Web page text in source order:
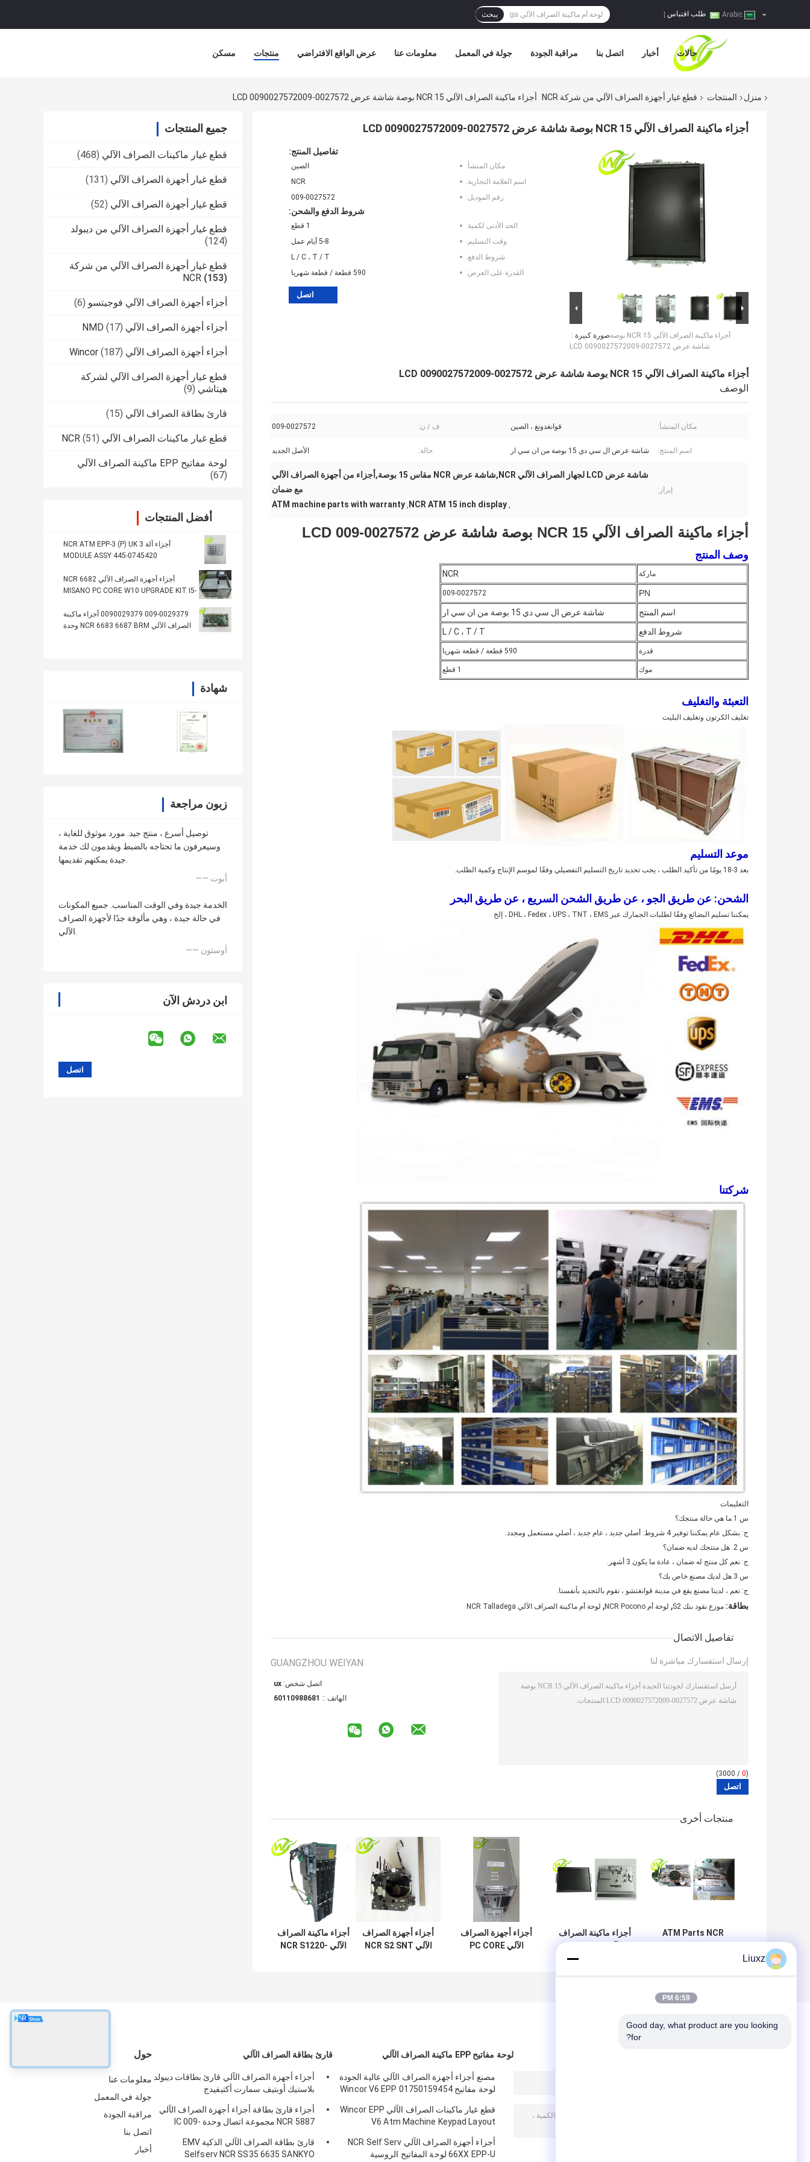
طلب اقتباس يبحث
مسكن منتجات عرض الواقع الافتراضي معلومات عنا جولة في المعمل مراقبة الجودة اتصل بنا أخبار حالات
منزل المنتجات قطع غيار أجهزة الصراف الآلي من شركة NCR أجزاء ماكينة الصراف الآلي NCR 15 بوصة شاشة عرض LCD 0090027572009-0027572
جميع المنتجات
قطع غيار ماكينات الصراف الآلي (468)
قطع غيار أجهزة الصراف الآلي (131)
قطع غيار أجهزة الصراف الآلي (52)
قطع غيار أجهزة الصراف الآلي من ديبولد
(124)
قطع غيار أجهزة الصراف الآلي من شركة
NCR (153)
أجزاء أجهزة الصراف الآلي فوجيتسو (6)
أجزاء أجهزة الصراف الآلي NMD (17)
أجزاء أجهزة الصراف الآلي Wincor (187)
قطع غيار أجهزة الصراف الآلي لشركة
هيتاشي (9)
قارئ بطاقة الصراف الآلي (15)
قطع غيار ماكينات الصراف الآلي NCR (51)
لوحة مفاتيح EPP ماكينة الصراف الآلي
(67)
أفضل المنتجات
أجزاء آلة NCR ATM EPP-3 (P) UK 3
MODULE ASSY 445-0745420
أجزاء أجهزة الصراف الآلي NCR 6682
MISANO PC CORE W10 UPGRADE KIT I5-
009-0029379 0090029379 أجزاء ماكينة
الصراف الآلي NCR 6683 6687 BRM وحدة
شهادة
زبون مراجعة
توصيل أسرع ، منتج جيد. مورد موثوق للغاية ،
وسيعرفون ما تحتاجه بالضبط ويقدمون لك خدمة
جيدة يمكنهم تقديمها.
—— أبوت
الخدمة جيدة وفي الوقت المناسب. جميع المكونات
في حالة جيدة ، وهي مألوفة جدًا لأجهزة الصراف
الآلي.
—— أوستون
ابن دردش الآن
أجزاء ماكينة الصراف الآلي NCR 15 بوصة شاشة عرض LCD 0090027572009-0027572
صورة كبيرة :أجزاء ماكينة الصراف الآلي NCR 15 بوصة
شاشة عرض LCD 0090027572009-0027572
تفاصيل المنتج:
مكان المنشأ:
الصين
اسم العلامة التجارية:
NCR
رقم الموديل:
009-0027572
شروط الدفع والشحن:
الحد الأدنى لكمية:
1 قطع
وقت التسليم:
5-8 أيام عمل
شروط الدفع:
L / C ، T / T
القدرة على العرض:
590 قطعة / قطعة شهريا
اتصل
أجزاء ماكينة الصراف الآلي NCR 15 بوصة شاشة عرض LCD 0090027572009-0027572
الوصف
مكان المنشأ: قوانغدونغ ، الصين ف / ن: 009-0027572
اسم المنتج: شاشة عرض ال سي دي 15 بوصة من ان سي ار حالة: الأصل الجديد
إبراز:
شاشة عرض LCD لجهاز الصراف الآلي NCR,شاشة عرض NCR مقاس 15 بوصة,أجزاء من أجهزة الصراف الآلي
مع ضمان
,
NCR ATM 15 inch display
,
ATM machine parts with warranty
أجزاء ماكينة الصراف الآلي NCR 15 بوصة شاشة عرض LCD 009-0027572
وصف المنتج
ماركة
NCR
PN
009-0027572
اسم المنتج
شاشة عرض ال سي دي 15 بوصة من ان سي ار
شروط الدفع
L / C ، T / T
قدرة 590 قطعة / قطعة شهريا
موك 1 قطع
التعبئة والتغليف
تغليف الكرتون وتغليف البليت
موعد التسليم
بعد 3-18 يومًا من تأكيد الطلب ، يجب تحديد تاريخ التسليم التفصيلي وفقًا لموسم الإنتاج وكمية الطلب.
الشحن: عن طريق الجو ، عن طريق الشحن السريع ، عن طريق البحر
يمكننا تسليم البضائع وفقًا لطلبات الجمارك عبر DHL ، Fedex ، UPS ، TNT ، EMS ، إلخ
شركتنا
التعليمات
س 1.ما هي حالة منتجك؟
ج: بشكل عام يمكننا توفير 4 شروط: أصلي جديد ، عام جديد ، أصلي مستعمل ومجدد.
س 2. هل منتجك لديه ضمان؟
ج: نعم.كل منتج له ضمان ، عادة ما يكون 3 أشهر.
س 3.هل لديك مصنع خاص بك؟
ج: نعم ، لدينا مصنع يقع في مدينة قوانغتشو ، نقوم بالتجديد بأنفسنا.
بطاقة: موزع نقود بنك S2 , لوحة أم NCR Pocono , لوحة أم ماكينة الصراف الآلي NCR Talladega
تفاصيل الاتصال
GUANGZHOU WEIYAN
اتصل شخص: xu
الهاتف :: 18688901106
إرسال استفسارك مباشرة لنا
(
0
/ 3000)
منتجات أخرى
ATM Parts NCR
4450704480
أجزاء ماكينة الصراف
الآلي NCR ATM
Parts NCR 15
أجزاء أجهزة الصراف
الآلي PC CORE
أجزاء أجهزة الصراف
الآلي NCR S2 SNT
أجزاء ماكينة الصراف
الآلي NCR S1220-
حول
معلومات عنا
جولة في المعمل
مراقبة الجودة
اتصل بنا
أخبار
قارئ بطاقة الصراف الآلي
أجزاء أجهزة الصراف الآلي قارئ بطاقات ديبولد
بلاستيك أوبتيف سمارت أكتيفيدج
أجزاء قارئ بطاقة أجزاء أجهزة الصراف الآلي
NCR 5887 مجموعة اتصال وحدة IC 009-
قارئ بطاقة الصراف الآلي الذكية EMV
Selfserv NCR SS35 6635 SANKYO
لوحة مفاتيح EPP ماكينة الصراف الآلي
مصنع أجزاء أجهزة الصراف الآلي عالية الجودة
لوحة مفاتيح Wincor V6 EPP 01750159454
قطع غيار ماكينات الصراف الآلي Wincor EPP
V6 Atm Machine Keypad Layout
أجزاء أجهزة الصراف الآلي NCR Self Serv
66XX EPP-U لوحة المفاتيح الروسية
Liuxz
6:59 PM
Good day, what product are you looking
for?